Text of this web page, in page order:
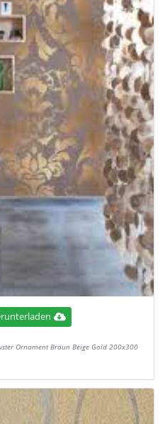
Ornament Braun Beige Gold 200x300